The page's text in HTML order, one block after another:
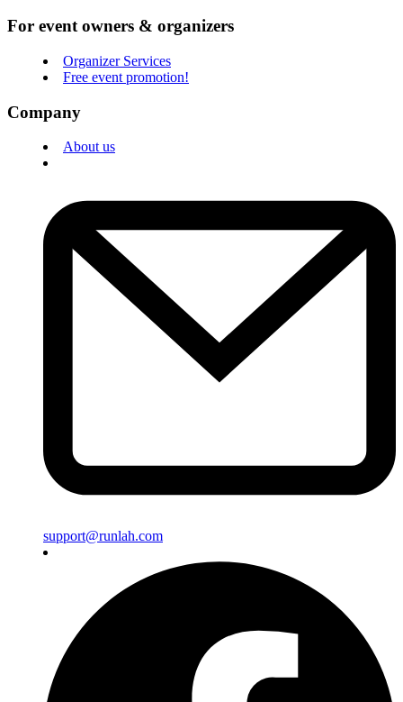
For event owners & organizers
Organizer Services
Free event promotion!
Company
About us
support@runlah.com